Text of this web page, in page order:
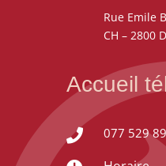
Rue Emile
CH – 2800
Accueil
 077 529